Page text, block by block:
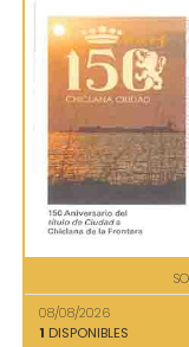
08/08/2026
1 DISPONIBLES